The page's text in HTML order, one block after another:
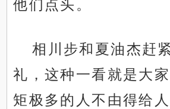
他们点头。
相川步和夏油杰赶
礼，这种一看就是大
矩极多的人不由得给